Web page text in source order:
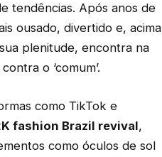
tendências. Após anos de
ousado, divertido e, acima
plenitude, encontra na
o ‘comum’.
como TikTok e
fashion Brazil revival,
como óculos de sol